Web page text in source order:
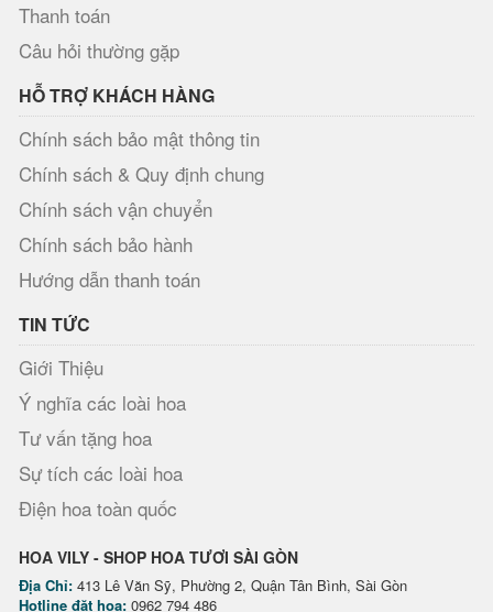
Thanh toán
Câu hỏi thường gặp
HỖ TRỢ KHÁCH HÀNG
Chính sách bảo mật thông tin
Chính sách & Quy định chung
Chính sách vận chuyển
Chính sách bảo hành
Hướng dẫn thanh toán
TIN TỨC
Giới Thiệu
Ý nghĩa các loài hoa
Tư vấn tặng hoa
Sự tích các loài hoa
Điện hoa toàn quốc
HOA VILY - SHOP HOA TƯƠI SÀI GÒN
Địa Chỉ: 413 Lê Văn Sỹ, Phường 2, Quận Tân Bình, Sài Gòn
Hotline đặt hoa: 0962 794 486